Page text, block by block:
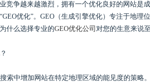
竞争越来越激烈，拥有一个优化良好的网站是
优化”。GEO（生成引擎优化）专注于地
什么选择专业的GEO优化公司 对您的生意来说
索中增加网站在特定地理区域的能见度的策略